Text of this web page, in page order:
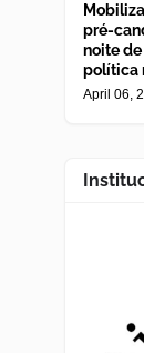
pré-
noite
política
April 06,